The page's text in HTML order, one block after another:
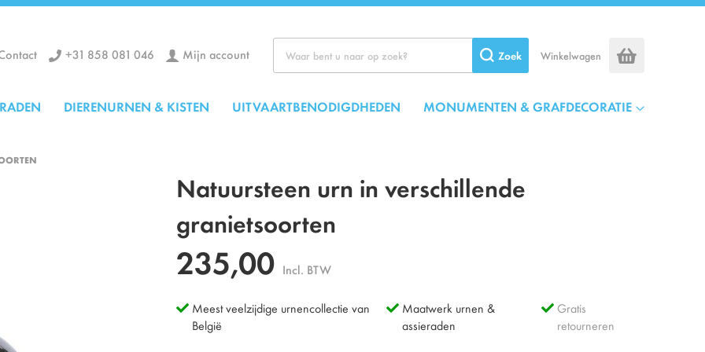
Winkelwagen
+31 858 081 046 Mijn account Zoek
DIERENURNEN & KISTEN UITVAARTBENODIGDHEDEN MONUMENTEN & GRAFDECORATIE
Natuursteen urn in verschillende
granietsoorten
235,00 Incl. BTW
Meest veelzijdige urnencollectie van
België
Maatwerk urnen &
assieraden
Gratis
retourneren